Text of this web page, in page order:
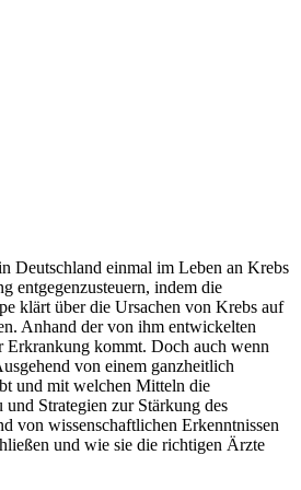
Deutschland einmal im Leben an Krebs
entgegenzusteuern, indem die
klärt über die Ursachen von Krebs auf
Anhand der von ihm entwickelten
Erkrankung kommt. Doch auch wenn
von einem ganzheitlich
und mit welchen Mitteln die
Strategien zur Stärkung des
von wissenschaftlichen Erkenntnissen
und wie sie die richtigen Ärzte